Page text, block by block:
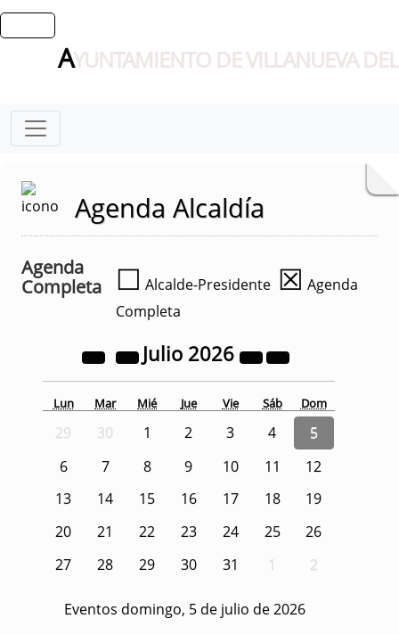
AYUNTAMIENTO DE VILLANUEVA
Agenda Alcaldía
Agenda
Completa
☐ Alcalde-Presidente ☒ Agenda
Completa
Julio 2026
Lun Mar Mié Jue Vie Sáb Dom
29 30 1 2 3 4
5
6
7 8 9 10 11
12
13
14 15 16 17 18
19
20
21 22 23 24 25
26
27
28 29 30 31 1 2
Eventos domingo, 5 de julio de 2026